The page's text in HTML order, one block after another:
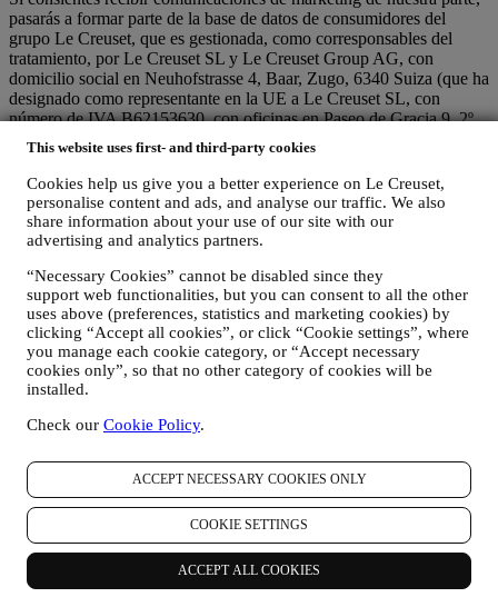
This website uses first- and third-party cookies
Cookies help us give you a better experience on Le Creuset,
personalise content and ads, and analyse our traffic. We also
share information about your use of our site with our
advertising and analytics partners.
“Necessary Cookies” cannot be disabled since they
support web functionalities, but you can consent to all the other
uses above (preferences, statistics and marketing cookies) by
clicking “Accept all cookies”, or click “Cookie settings”, where
you manage each cookie category, or “Accept necessary
cookies only”, so that no other category of cookies will be
installed.
Check our Cookie Policy.
ACCEPT NECESSARY COOKIES ONLY
COOKIE SETTINGS
ACCEPT ALL COOKIES
pasarás a formar parte de la base de datos de consumidores del
grupo Le Creuset, que es gestionada, como corresponsables del
tratamiento, por Le Creuset SL y Le Creuset Group AG, con
domicilio social en Neuhofstrasse 4, Baar, Zugo, 6340 Suiza (que ha
designado como representante en la UE a Le Creuset SL, con
número de IVA B62153630, con oficinas en Paseo de Gracia 9, 2º,
08007 Barcelona, España), en base a un acuerdo de
corresponsabilidad que establece esencialmente que
(a) Le Creuset Group AG se encarga de la estrategia general que
rige el marketing y la experiencia personalizada del cliente;
(b) las entidades locales de Le Creuset se benefician e implementan
dicha estrategia, así como desarrollan de manera independiente
país específico);
(c) ambos corresponsables están obligados a atender las solicitudes
de derechos de los interesados.
3. ¿POR QUÉ RECOPILAMOS ESTA INFORMACIÓN?
Podemos procesar sus datos para los siguientes fines:
PARA NUESTRAS OBLIGACIONES LEGALES Es
posible que tengamos que procesar algunos datos sobre usted
para cumplir con nuestras obligaciones legales y otras
obligaciones derivadas de las instrucciones recibidas de las
autoridades.
PARA CREAR UNA CUENTA LE CREUSET
Utilizaremos sus datos para crear una cuenta de Le Creuset
que le dará acceso a una serie de ventajas dedicadas a los
servicios, tales como un pago más rápido, guardar múltiples